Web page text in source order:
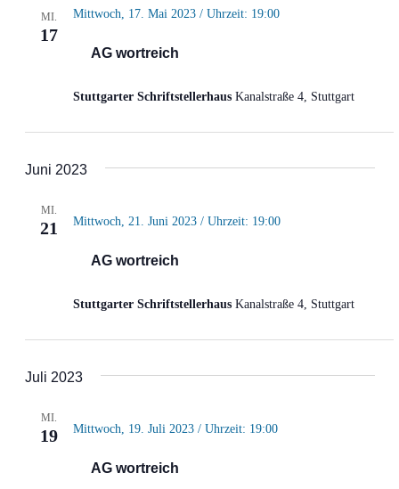
MI.
17
AG wortreich
Mittwoch, 17. Mai 2023 / Uhrzeit: 19:00
Stuttgarter Schriftstellerhaus Kanalstraße 4, Stuttgart
Juni 2023
MI.
21
AG wortreich
Mittwoch, 21. Juni 2023 / Uhrzeit: 19:00
Stuttgarter Schriftstellerhaus Kanalstraße 4, Stuttgart
Juli 2023
MI.
19
AG wortreich
Mittwoch, 19. Juli 2023 / Uhrzeit: 19:00